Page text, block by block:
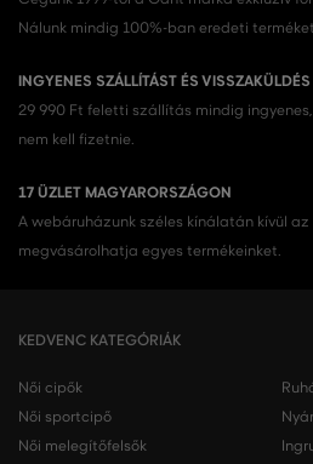
Nálunk mindig 100%-ban eredeti
INGYENES SZÁLLÍTÁST ÉS VISSZAKÜLDÉS
29 990 Ft feletti szállítás mindig
nem kell fizetnie.
17 ÜZLET MAGYARORSZÁGON
A webáruházunk széles kínálatán kívül
megvásárolhatja egyes termékeinket.
KEDVENC KATEGÓRIÁK
Női cipők
Női sportcipő
Női melegítőfelsők